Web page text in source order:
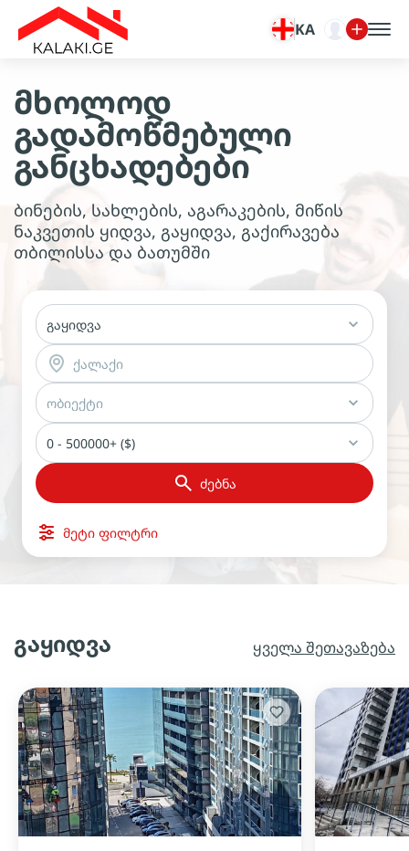
KA
მხოლოდ
გადამოწმებული
განცხადებები
ბინების, სახლების, აგარაკების, მიწის
ნაკვეთის ყიდვა, გაყიდვა, გაქირავება
თბილისსა და ბათუმში
გაყიდვა
ქალაქი
ობიექტი
0 - 500000+ ($)
ძებნა
მეტი ფილტრი
გაყიდვა ყველა შეთავაზება